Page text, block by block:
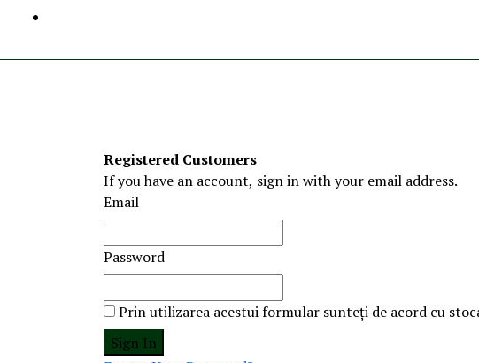
Registered Customers
If you have an account, sign in with your email address.
Email
Password
Prin utilizarea acestui formular sunteți de acord cu
Sign In